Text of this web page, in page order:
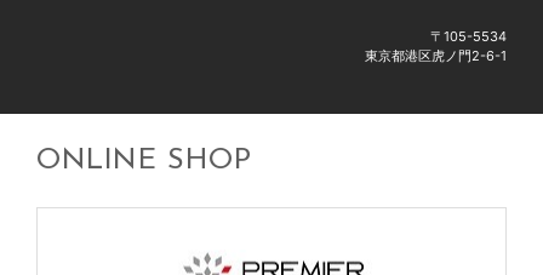
〒105-5534
東京都港区虎ノ門2-6-1
ONLINE SHOP